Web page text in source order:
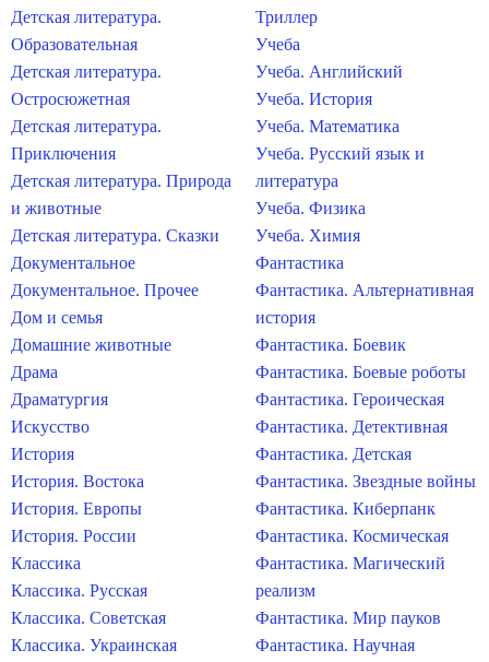
Детская литература.
Образовательная
Детская литература.
Остросюжетная
Детская литература.
Приключения
Детская литература. Природа
и животные
Детская литература. Сказки
Документальное
Документальное. Прочее
Дом и семья
Домашние животные
Драма
Драматургия
Искусство
История
История. Востока
История. Европы
История. России
Классика
Классика. Русская
Классика. Советская
Классика. Украинская
Триллер
Учеба
Учеба. Английский
Учеба. История
Учеба. Математика
Учеба. Русский язык и
литература
Учеба. Физика
Учеба. Химия
Фантастика
Фантастика. Альтернативная
история
Фантастика. Боевик
Фантастика. Боевые роботы
Фантастика. Героическая
Фантастика. Детективная
Фантастика. Детская
Фантастика. Звездные войны
Фантастика. Киберпанк
Фантастика. Космическая
Фантастика. Магический
реализм
Фантастика. Мир пауков
Фантастика. Научная